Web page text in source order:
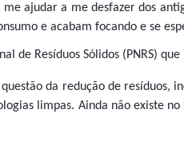
ajudar a me desfazer dos
e acabam focando e se
de Resíduos Sólidos (PNRS) que
da redução de resíduos,
limpas. Ainda não existe